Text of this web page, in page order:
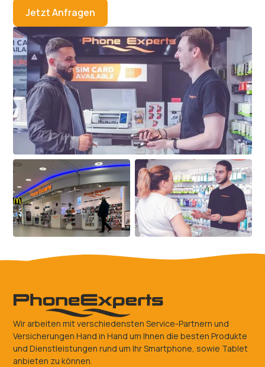
Wir arbeiten mit verschiedensten Service-Partnern und
Versicherungen Hand in Hand um Ihnen die besten Produkte
und Dienstleistungen rund um Ihr Smartphone, sowie Tablet
anbieten zu können.